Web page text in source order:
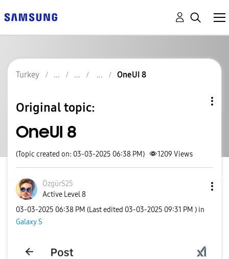
Turkey OneUI 8
Original topic:
OneUI 8
(Topic created on: 03-03-2025 06:38 PM) 1209 Views
ÖzgürS25
Active Level 8
‎03-03-2025 06:38 PM (Last edited ‎03-03-2025 09:31 PM ) in
Galaxy S